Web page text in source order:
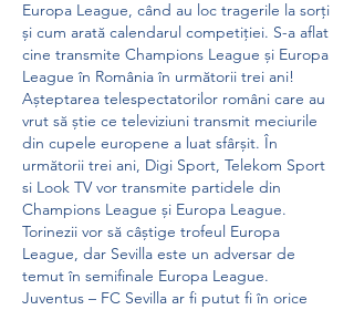
Europa League, când au loc tragerile la sorți
și cum arată calendarul competiției. S-a aflat
cine transmite Champions League și Europa
League în România în următorii trei ani!
Așteptarea telespectatorilor români care au
vrut să știe ce televiziuni transmit meciurile
din cupele europene a luat sfârșit. În
următorii trei ani, Digi Sport, Telekom Sport
si Look TV vor transmite partidele din
Champions League și Europa League.
Torinezii vor să câștige trofeul Europa
League, dar Sevilla este un adversar de
temut în semifinale Europa League.
Juventus – FC Sevilla ar fi putut fi în orice